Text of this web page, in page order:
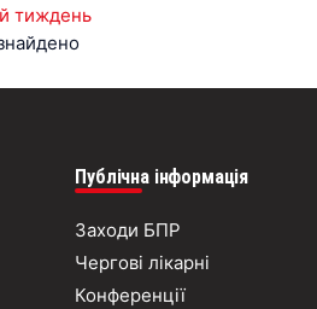
тиждень
Публічна інформація
Заходи БПР
Чергові лікарні
Конференції